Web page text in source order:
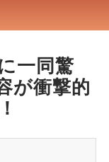
一同驚
が衝撃的